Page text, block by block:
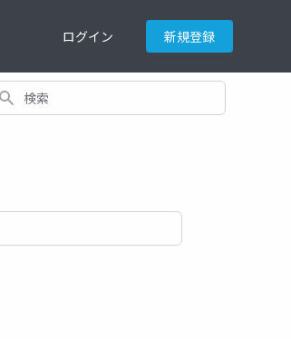
ログイン 新規登録